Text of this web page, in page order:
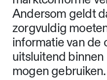
Andersom geldt
zorgvuldig
informatie van de
uitsluitend
mogen gebruiken.